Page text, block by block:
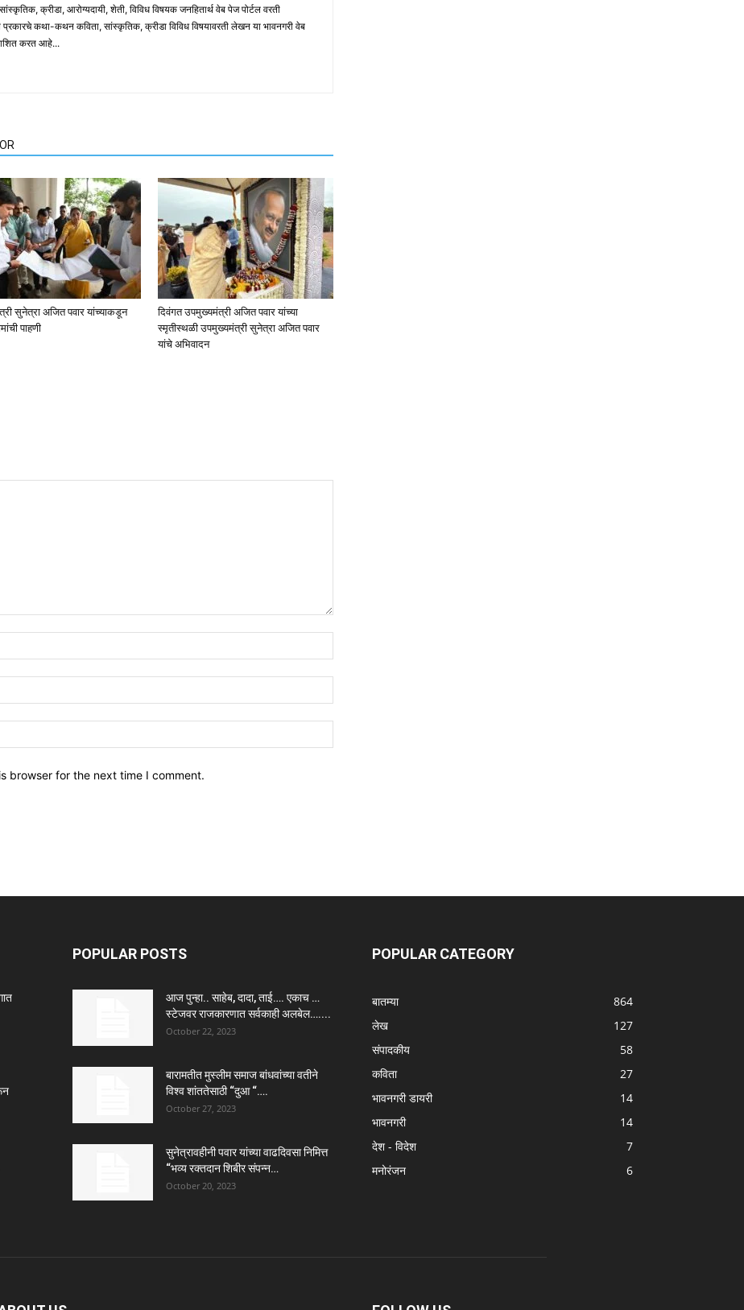
क्रीडा, आरोग्यदायी, शेती, विविध विषयक जनहितार्थ वेब पेज पोर्टल वरती
प्रकारचे कथा-कथन कविता, सांस्कृतिक, क्रीडा विविध विषयावरती लेखन या भावनगरी वेब
करत आहे...
सुनेत्रा अजित पवार यांच्याकडून
पाहणी
दिवंगत उपमुख्यमंत्री अजित पवार यांच्या
स्मृतीस्थळी उपमुख्यमंत्री सुनेत्रा अजित पवार
यांचे अभिवादन
browser for the next time I comment.
POPULAR POSTS
आज पुन्हा.. साहेब, दादा, ताई…. एकाच …
स्टेजवर राजकारणात सर्वकाही अलबेल…....
October 22, 2023
बारामतीत मुस्लीम समाज बांधवांच्या वतीने
विश्व शांततेसाठी “दुआ “….
October 27, 2023
सुनेत्रावहीनी पवार यांच्या वाढदिवसा निमित्त
“भव्य रक्तदान शिबीर संपन्न…
October 20, 2023
POPULAR CATEGORY
बातम्या
864
लेख
127
संपादकीय
58
कविता
27
भावनगरी डायरी
14
भावनगरी
14
देश - विदेश
7
मनोरंजन
6